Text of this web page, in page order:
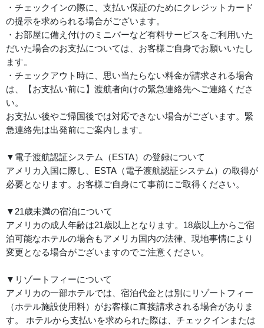
・チェックインの際に、支払い保証のためにクレジットカード
の提示を求められる場合がございます。
・お部屋に備え付けのミニバーなど有料サービスをご利用いた
だいた場合のお支払については、お客様ご自身でお願いいたし
ます。
・チェックアウト時に、思い当たらない料金が請求される場合
は、【お支払い前に】渡航者向けの緊急連絡先へご連絡くださ
い。
お支払い後やご帰国後では対応できない場合がございます。緊
急連絡先は出発前にご案内します。
▼電子渡航認証システム（ESTA）の登録について
アメリカ入国に際し、ESTA（電子渡航認証システム）の取得が
必要となります。お客様ご自身にて事前にご取得ください。
▼21歳未満の宿泊について
アメリカの成人年齢は21歳以上となります。18歳以上からご宿
泊可能なホテルの場合もアメリカ国内の法律、現地事情により
変更となる場合がございますのでご注意ください。
▼リゾートフィーについて
アメリカの一部ホテルでは、宿泊代金とは別にリゾートフィー
（ホテル施設使用料）がお客様に直接請求される場合がありま
す。 ホテルから支払いを求められた際は、チェックインまたは